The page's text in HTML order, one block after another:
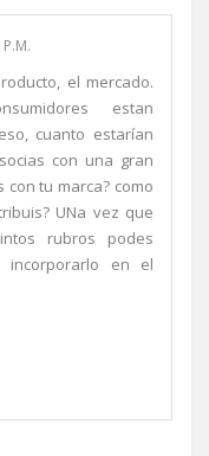
el mercado.
estan
cuanto estarían
con una gran
tu marca? como
UNa vez que
rubros podes
incorporarlo en el